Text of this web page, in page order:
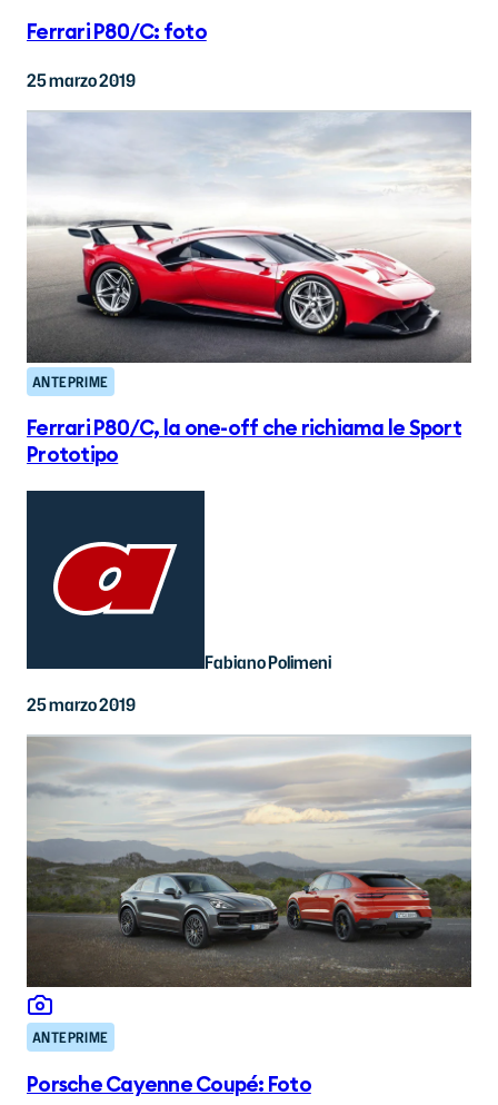
Ferrari P80/C: foto
25 marzo 2019
ANTEPRIME
Ferrari P80/C, la one-off che richiama le Sport
Prototipo
Fabiano Polimeni
25 marzo 2019
ANTEPRIME
Porsche Cayenne Coupé: Foto